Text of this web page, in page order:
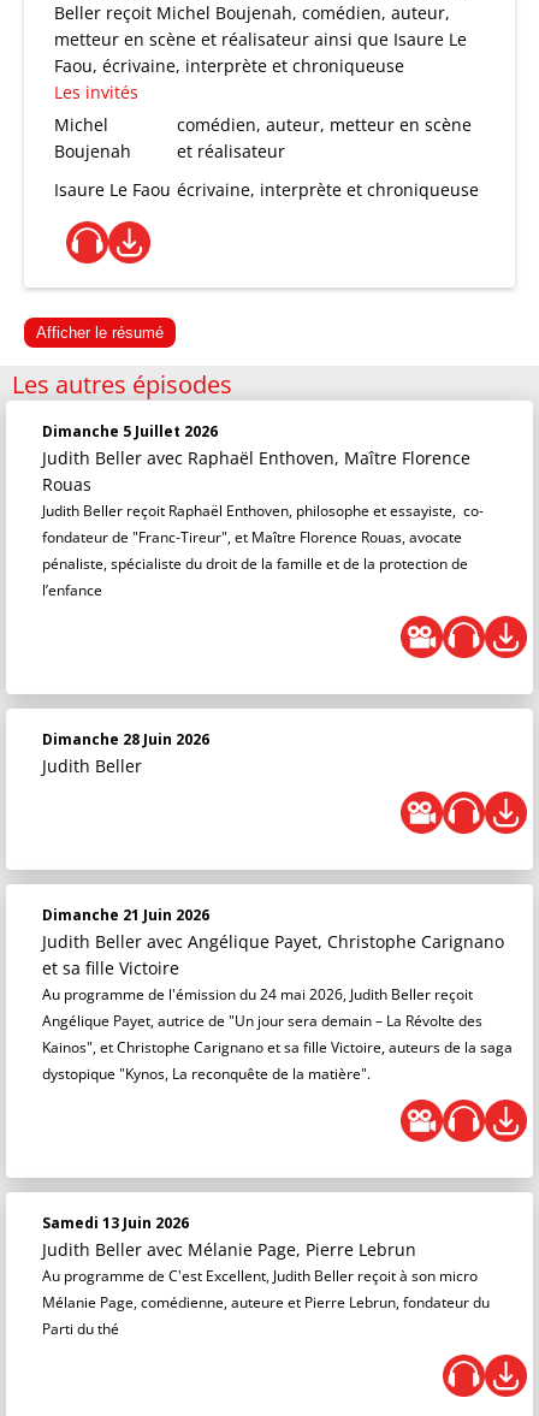
Beller reçoit Michel Boujenah, comédien, auteur,
metteur en scène et réalisateur ainsi que Isaure Le
Faou, écrivaine, interprète et chroniqueuse
Les invités
Michel
Boujenah
comédien, auteur, metteur en scène
et réalisateur
Isaure Le Faou écrivaine, interprète et chroniqueuse
Afficher le résumé
Les autres épisodes
Dimanche 5 Juillet 2026
Judith Beller avec Raphaël Enthoven, Maître Florence
Rouas
Judith Beller reçoit Raphaël Enthoven, philosophe et essayiste, co-
fondateur de "Franc-Tireur", et Maître Florence Rouas, avocate
pénaliste, spécialiste du droit de la famille et de la protection de
l’enfance
Dimanche 28 Juin 2026
Judith Beller
Dimanche 21 Juin 2026
Judith Beller avec Angélique Payet, Christophe Carignano
et sa fille Victoire
Au programme de l'émission du 24 mai 2026, Judith Beller reçoit
Angélique Payet, autrice de "Un jour sera demain – La Révolte des
Kainos", et Christophe Carignano et sa fille Victoire, auteurs de la saga
dystopique "Kynos, La reconquête de la matière".
Samedi 13 Juin 2026
Judith Beller avec Mélanie Page, Pierre Lebrun
Au programme de C'est Excellent, Judith Beller reçoit à son micro
Mélanie Page, comédienne, auteure et Pierre Lebrun, fondateur du
Parti du thé